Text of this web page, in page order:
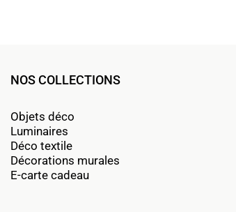
NOS COLLECTIONS
Objets déco
Luminaires
Déco textile
Décorations murales
E-carte cadeau